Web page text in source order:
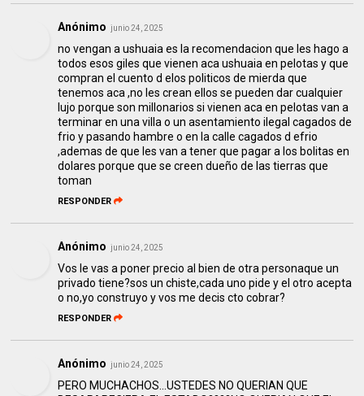
Anónimo junio 24, 2025
no vengan a ushuaia es la recomendacion que les hago a
todos esos giles que vienen aca ushuaia en pelotas y que
compran el cuento d elos politicos de mierda que
tenemos aca ,no les crean ellos se pueden dar cualquier
lujo porque son millonarios si vienen aca en pelotas van a
terminar en una villa o un asentamiento ilegal cagados de
frio y pasando hambre o en la calle cagados d efrio
,ademas de que les van a tener que pagar a los bolitas en
dolares porque que se creen dueño de las tierras que
toman
RESPONDER
Anónimo junio 24, 2025
Vos le vas a poner precio al bien de otra personaque un
privado tiene?sos un chiste,cada uno pide y el otro acepta
o no,yo construyo y vos me decis cto cobrar?
RESPONDER
Anónimo junio 24, 2025
PERO MUCHACHOS…USTEDES NO QUERIAN QUE